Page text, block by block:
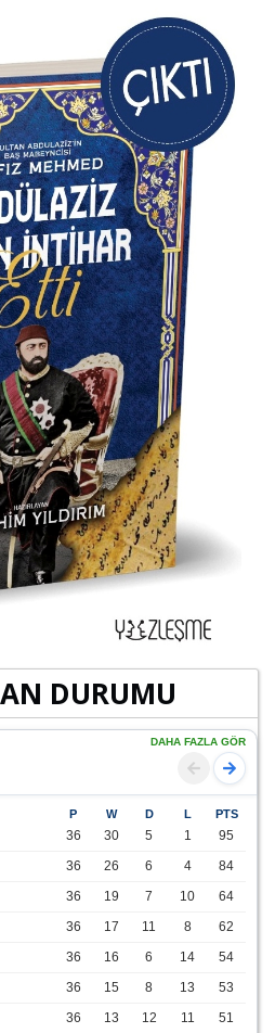
DURUMU
DAHA FAZLA GÖR
P W D L PTS
36 30 5 1
95
36 26 6 4
84
36 19 7 10
64
36 17 11 8
62
36 16 6 14
54
36 15 8 13
53
36 13 12 11 51